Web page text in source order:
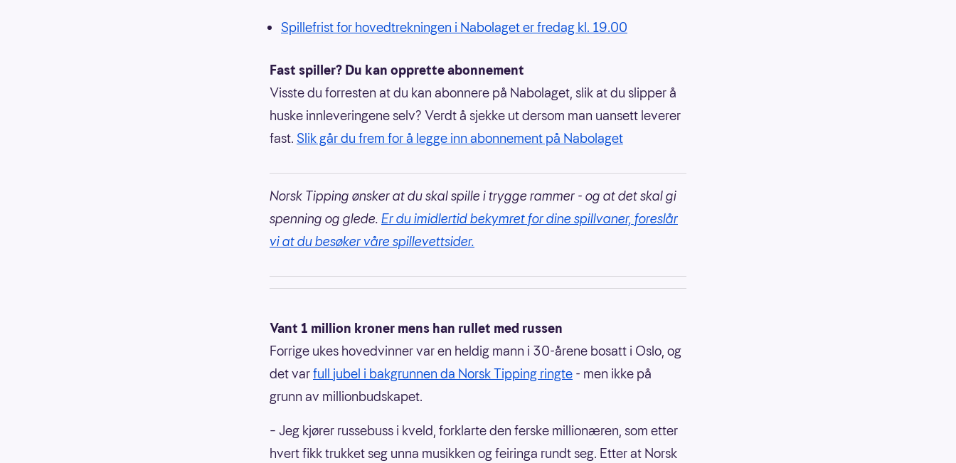
Spillefrist for hovedtrekningen i Nabolaget er fredag kl. 19.00
Fast spiller? Du kan opprette abonnement
Visste du forresten at du kan abonnere på Nabolaget, slik at du slipper å
huske innleveringene selv? Verdt å sjekke ut dersom man uansett leverer
fast. Slik går du frem for å legge inn abonnement på Nabolaget
Norsk Tipping ønsker at du skal spille i trygge rammer - og at det skal gi
spenning og glede. Er du imidlertid bekymret for dine spillvaner, foreslår
vi at du besøker våre spillevettsider.
Vant 1 million kroner mens han rullet med russen
Forrige ukes hovedvinner var en heldig mann i 30-årene bosatt i Oslo, og
det varfull jubel i bakgrunnen da Norsk Tipping ringte - men ikke på
grunn av millionbudskapet.
– Jeg kjører russebuss i kveld, forklarte den ferske millionæren, som etter
hvert fikk trukket seg unna musikken og feiringa rundt seg. Etter at Norsk